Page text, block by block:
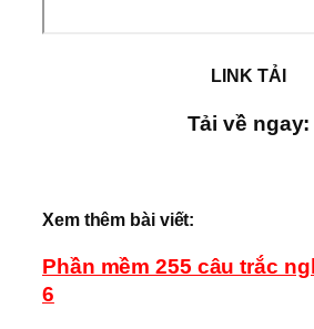
LINK TẢI
Tải về ngay:
Xem thêm bài viết:
Phần mềm 255 câu trắc
6